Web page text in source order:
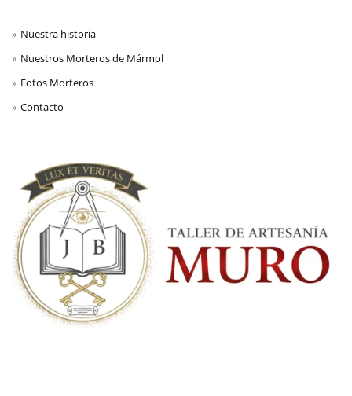
Nuestra historia
Nuestros Morteros de Mármol
Fotos Morteros
Contacto